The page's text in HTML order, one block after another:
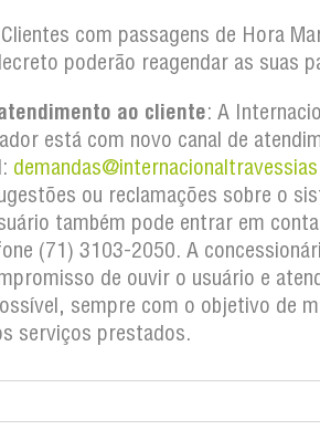
Clientes com passagens de Hora
poderão reagendar as suas
ao cliente: A
está com novo canal de
ou reclamações sobre o
também pode entrar em
(71) 3103-2050. A
de ouvir o usuário e
sempre com o objetivo de
serviços prestados.